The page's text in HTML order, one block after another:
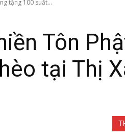
Tôn
tặng 100 suất...
Tôn
tại Thị